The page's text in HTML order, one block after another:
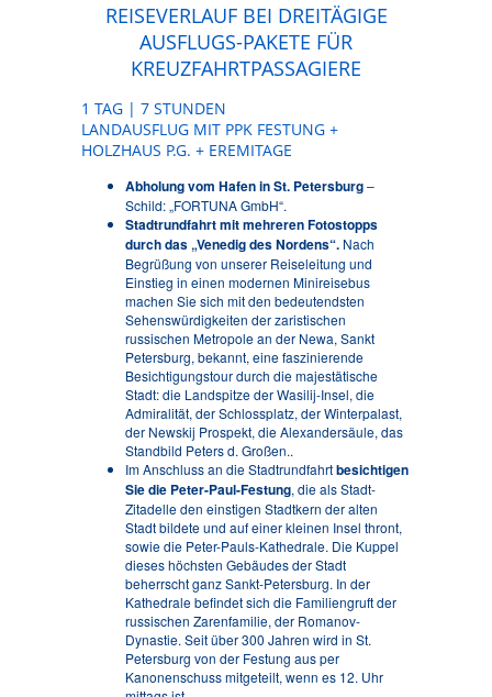
REISEVERLAUF BEI DREITÄGIGE
AUSFLUGS-PAKETE FÜR
KREUZFAHRTPASSAGIERE
1 TAG | 7 STUNDEN
LANDAUSFLUG MIT PPK FESTUNG +
HOLZHAUS P.G. + EREMITAGE
Abholung vom Hafen in St. Petersburg–
Schild: „FORTUNA GmbH“.
Stadtrundfahrt mit mehreren Fotostopps
durch das „Venedig des Nordens“. Nach
Begrüßung von unserer Reiseleitung und
Einstieg in einen modernen Minireisebus
machen Sie sich mit den bedeutendsten
Sehenswürdigkeiten der zaristischen
russischen Metropole an der Newa, Sankt
Petersburg, bekannt, eine faszinierende
Besichtigungstour durch die majestätische
Stadt: die Landspitze der Wasilij-Insel, die
Admiralität, der Schlossplatz, der Winterpalast,
der Newskij Prospekt, die Alexandersäule, das
Standbild Peters d. Großen..
Im Anschluss an die Stadtrundfahrtbesichtigen
Sie die Peter-Paul-Festung, die als Stadt-
Zitadelle den einstigen Stadtkern der alten
Stadt bildete und auf einer kleinen Insel thront,
sowie die Peter-Pauls-Kathedrale. Die Kuppel
dieses höchsten Gebäudes der Stadt
beherrscht ganz Sankt-Petersburg. In der
Kathedrale befindet sich die Familiengruft der
russischen Zarenfamilie, der Romanov-
Dynastie. Seit über 300 Jahren wird in St.
Petersburg von der Festung aus per
Kanonenschuss mitgeteilt, wenn es 12. Uhr